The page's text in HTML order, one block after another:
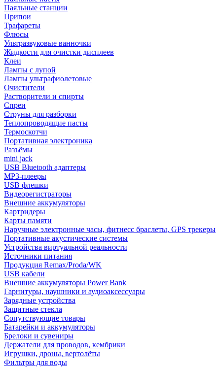
Паяльные станции
Припои
Трафареты
Флюсы
Ультразвуковые ванночки
Жидкости для очистки дисплеев
Клеи
Лампы с лупой
Лампы ультрафиолетовые
Очистители
Растворители и спирты
Спреи
Струны для разборки
Теплопроводящие пасты
Термоскотчи
Портативная электроника
Разъёмы
mini jack
USB Bluetooth адаптеры
MP3-плееры
USB флешки
Видеорегистраторы
Внешние аккумуляторы
Картридеры
Карты памяти
Наручные электронные часы, фитнесс браслеты, GPS трекеры
Портативные акустические системы
Устройства виртуальной реальности
Источники питания
Продукция Remax/Proda/WK
USB кабели
Внешние аккумуляторы Power Bank
Гарнитуры, наушники и аудиоаксессуары
Зарядные устройства
Защитные стекла
Сопутствующие товары
Батарейки и аккумуляторы
Брелоки и сувениры
Держатели для проводов, кембрики
Игрушки, дроны, вертолёты
Фильтры для воды